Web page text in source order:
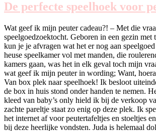
De perfecte speelhoek voor
Wat geef ik mijn peuter cadeau?! – Met die
speelgoedzoektocht. Geboren in een gezin met
kun je je afvragen wat het er nog aan
heuse speelkamer vol met manden, die
kamers gaan, was het in elk geval toch mijn
wat geef ik mijn peuter in wording; Want,
Van box plek naar speelhoek! Ik besloot
de box in huis stond onder handen te nemen.
kleed van baby’s only hield ik bij de verkoop
zachte pareltje staat zo enig op deze plek. Ik
het internet af voor peutertafeltjes en stoeltjes
bij deze heerlijke vondsten. Juda is helemaal